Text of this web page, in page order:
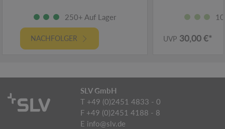
250+ Auf Lager
NACHFOLGER UVP 30,00 €*
SLV GmbH
T +49 (0)2451 4833 - 0
F +49 (0)2451 4188 - 8
E info@slv.de